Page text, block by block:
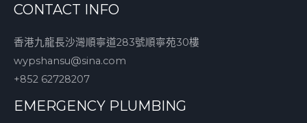
CONTACT INFO
香港九龍長沙灣順寧道283號順寧苑30樓
wypshansu@sina.com
+852 62728207
EMERGENCY PLUMBING